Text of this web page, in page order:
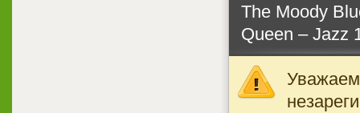
The Moody
Queen ‎– Jazz